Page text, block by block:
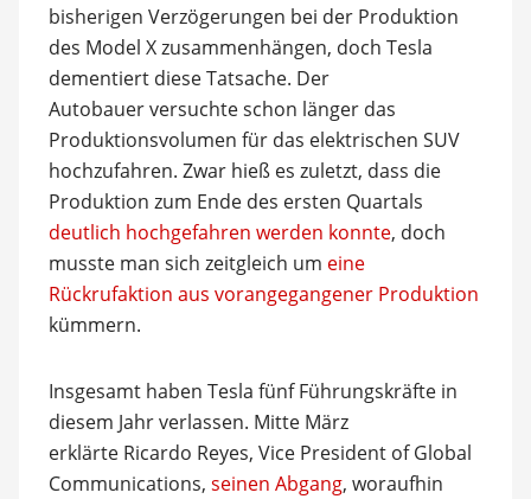
bisherigen Verzögerungen bei der Produktion
des Model X zusammenhängen, doch Tesla
dementiert diese Tatsache. Der
Autobauer versuchte schon länger das
Produktionsvolumen für das elektrischen SUV
hochzufahren. Zwar hieß es zuletzt, dass die
Produktion zum Ende des ersten Quartals
deutlich hochgefahren werden konnte, doch
musste man sich zeitgleich um eine
Rückrufaktion aus vorangegangener Produktion
kümmern.
Insgesamt haben Tesla fünf Führungskräfte in
diesem Jahr verlassen. Mitte März
erklärte Ricardo Reyes, Vice President of Global
Communications, seinen Abgang, woraufhin